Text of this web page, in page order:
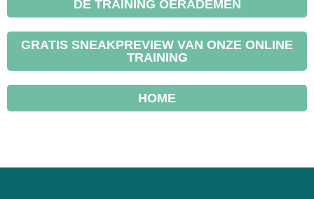
DE TRAINING OERADEMEN
GRATIS SNEAKPREVIEW VAN ONZE ONLINE
TRAINING
HOME